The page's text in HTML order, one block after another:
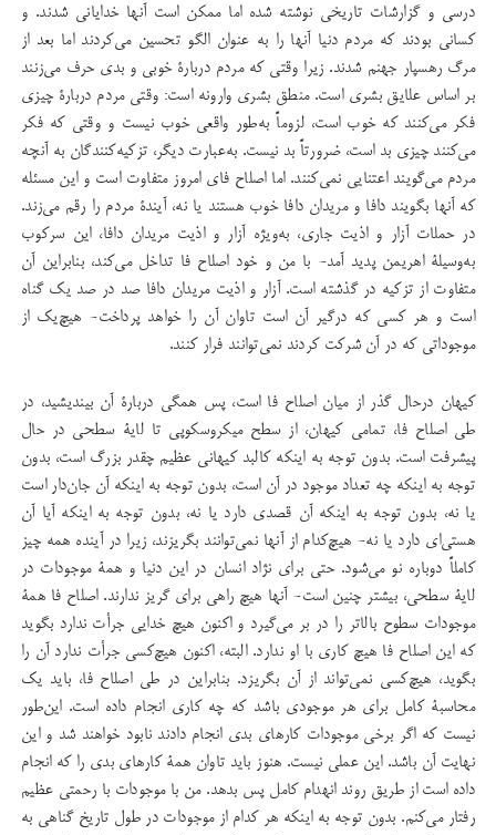
درسی و گزارشات تاریخی نوشته شده اما ممكن است آنها خدایانی شدند. و
كسانی بودند كه مردم دنیا آنها را به عنوان الگو تحسین می‌كردند اما بعد از
مرگ رهسپار جهنم شدند. زیرا وقتی كه مردم دربارۀ خوبی و بدی حرف می‌زنند
بر اساس علایق بشری است. منطق بشری وارونه است: وقتی مردم دربارۀ چیزی
فكر می‌كنند كه خوب است، لزوماً به‌طور واقعی خوب نیست و وقتی كه فكر
می‌كنند چیزی بد است، ضرورتاً بد نیست. به‌عبارت دیگر، تزكیه‌كنندگان به آنچه
مردم می‌گویند اعتنایی نمی‌كنند. اما اصلاح فای امروز متفاوت است و این مسئله
كه آنها بگویند دافا و مریدان دافا خوب هستند یا نه، آیندۀ مردم را رقم می‌زند.
در حملات آزار و اذیت جاری، به‌ویژه آزار و اذیت مریدان دافا، این سركوب
به‌وسیلۀ اهریمن پدید آمد- با من و خود اصلاح فا تداخل می‌كند، بنابراین آن
متفاوت از تزكیه در گذشته است. آزار و اذیت مریدان دافا صد در صد یك گناه
است و هر كسی كه درگیر آن است تاوان آن را خواهد پرداخت- هیچ‌یک از
موجوداتی كه در آن شركت كردند نمی‌توانند فرار کنند.
كیهان درحال گذر از میان اصلاح فا است، پس همگی دربارۀ آن بیندیشید، در
طی اصلاح فا، تمامی كیهان، از سطح میكروسكوپی تا لایۀ سطحی در حال
پیشرفت است. بدون توجه به اینکه كالبد كیهانی عظیم چقدر بزرگ است، بدون
توجه به اینکه چه تعداد موجود در آن است، بدون توجه به اینکه آن جان‌دار است
یا نه، بدون توجه به اینکه آن قصدی دارد یا نه، بدون توجه به اینکه آیا آن
هستی‌ای دارد یا نه- هیچ‌كدام از آنها نمی‌توانند بگریزند، زیرا در آینده همه چیز
كاملاً دوباره نو می‌شود. حتی برای نژاد انسان در این دنیا و همۀ موجودات در
لایۀ سطحی، بیشتر چنین است- آنها هیچ راهی برای گریز ندارند. اصلاح فا همۀ
موجودات سطوح بالاتر را در بر می‌گیرد و اكنون هیچ خدایی جرأت ندارد بگوید
كه این اصلاح فا هیچ كاری با او ندارد. البته، اكنون هیچ‌كسی جرأت ندارد آن را
بگوید، هیچ‌كسی نمی‌تواند از آن بگریزد. بنابراین در طی اصلاح فا، باید یك
محاسبۀ کامل برای هر موجودی باشد كه چه كاری انجام داده است. این‌طور
نیست كه اگر برخی موجودات کارهای بدی انجام دادند نابود خواهند شد و این
نهایت آن باشد. این عملی نیست. هنوز باید تاوان همۀ كارهای بدی را كه انجام
داده است از طریق روند انهدام كامل پس بدهد. من با موجودات با رحمتی عظیم
رفتار می‌كنم. بدون توجه به اینکه هر كدام از موجودات در طول تاریخ گناهی به